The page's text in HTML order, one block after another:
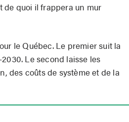
de quoi il frappera un mur
le Québec. Le premier suit la
Le second laisse les
des coûts de système et de la